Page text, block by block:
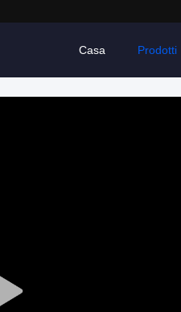
Casa Prodotti
Play